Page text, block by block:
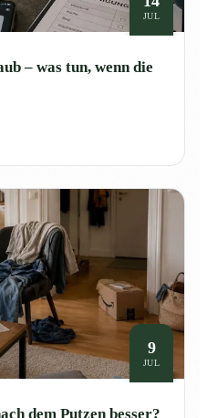
JUL
– was tun, wenn die
9
JUL
dem Putzen besser?